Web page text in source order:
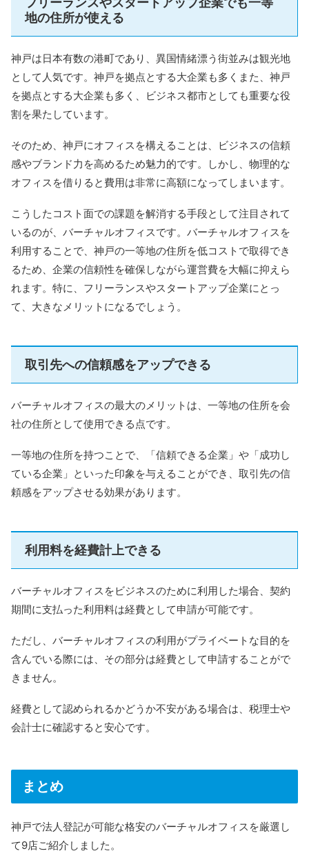
地の住所が使える
神戸は日本有数の港町であり、異国情緒漂う街並みは観光地
として人気です。神戸を拠点とする大企業も多くまた、神戸
を拠点とする大企業も多く、ビジネス都市としても重要な役
割を果たしています。
そのため、神戸にオフィスを構えることは、ビジネスの信頼
感やブランド力を高めるため魅力的です。しかし、物理的な
オフィスを借りると費用は非常に高額になってしまいます。
こうしたコスト面での課題を解消する手段として注目されて
いるのが、バーチャルオフィスです。バーチャルオフィスを
利用することで、神戸の一等地の住所を低コストで取得でき
るため、企業の信頼性を確保しながら運営費を大幅に抑えら
れます。特に、フリーランスやスタートアップ企業にとっ
て、大きなメリットになるでしょう。
取引先への信頼感をアップできる
バーチャルオフィスの最大のメリットは、一等地の住所を会
社の住所として使用できる点です。
一等地の住所を持つことで、「信頼できる企業」や「成功し
ている企業」といった印象を与えることができ、取引先の信
頼感をアップさせる効果があります。
利用料を経費計上できる
バーチャルオフィスをビジネスのために利用した場合、契約
期間に支払った利用料は経費として申請が可能です。
ただし、バーチャルオフィスの利用がプライベートな目的を
含んでいる際には、その部分は経費として申請することがで
きません。
経費として認められるかどうか不安がある場合は、税理士や
会計士に確認すると安心です。
まとめ
神戸で法人登記が可能な格安のバーチャルオフィスを厳選し
て9店ご紹介しました。